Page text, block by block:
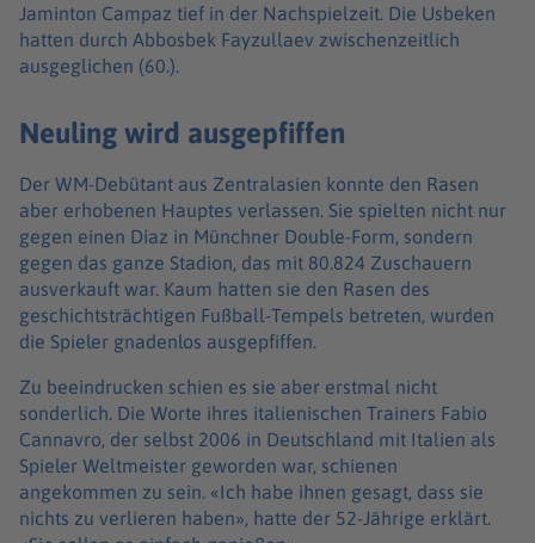
Jaminton Campaz tief in der Nachspielzeit. Die Usbeken
hatten durch Abbosbek Fayzullaev zwischenzeitlich
ausgeglichen (60.).
Neuling wird ausgepfiffen
Der WM-Debütant aus Zentralasien konnte den Rasen
aber erhobenen Hauptes verlassen. Sie spielten nicht nur
gegen einen Díaz in Münchner Double-Form, sondern
gegen das ganze Stadion, das mit 80.824 Zuschauern
ausverkauft war. Kaum hatten sie den Rasen des
geschichtsträchtigen Fußball-Tempels betreten, wurden
die Spieler gnadenlos ausgepfiffen.
Zu beeindrucken schien es sie aber erstmal nicht
sonderlich. Die Worte ihres italienischen Trainers Fabio
Cannavro, der selbst 2006 in Deutschland mit Italien als
Spieler Weltmeister geworden war, schienen
angekommen zu sein. «Ich habe ihnen gesagt, dass sie
nichts zu verlieren haben», hatte der 52-Jährige erklärt.